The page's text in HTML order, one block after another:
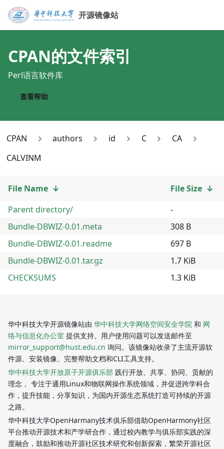
开源镜像站
CPAN的文件索引
Perl语言软件库
查看帮助
CPAN authors id C
CA
CALVINM
File Name ↓ File Size ↓
Parent directory/
-
Bundle-DBWIZ-0.01.meta
308 B
Bundle-DBWIZ-0.01.readme
697 B
Bundle-DBWIZ-0.01.tar.gz
1.7 KiB
CHECKSUMS
1.3 KiB
华中科技大学开源镜像站由 华中科技大学网络空间安全学院 和 网
络与信息化办公室 提供支持。用户使用问题可以发送邮件至
mirror_support@hust.edu.cn 询问。该镜像站收录了主流开源软
件源、安装镜像、完整帮助文档和CLI工具支持。
华中科技大学开放原子开源俱乐部 践行开放、共享、协同、贡献的
理念， 专注于通用Linux和物联网操作系统领域，并促进跨学科合
作，提升技能，分享知识，为国内开源生态系统打造可持续的开源
之路。
华中科技大学OpenHarmany技术俱乐部借助OpenHarmony社区
平台推动开源技术和产学研合作，通过校内教学与俱乐部实践的深
度融合，鼓励和推动开源社区技术研究和创新探索，繁荣开源社区